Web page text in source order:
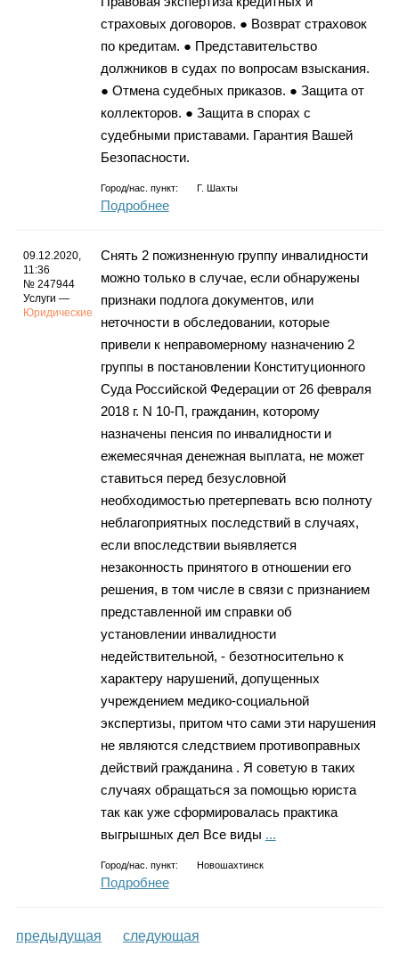
страховых договоров. ● Возврат страховок
по кредитам. ● Представительство
должников в судах по вопросам взыскания.
● Отмена судебных приказов. ● Защита от
коллекторов. ● Защита в спорах с
судебными приставами. Гарантия Вашей
Безопасности.
Город/нас. пункт: Г. Шахты
Подробнее
09.12.2020,
11:36
№ 247944
Услуги —
Юридические
Снять 2 пожизненную группу инвалидности
можно только в случае, если обнаружены
признаки подлога документов, или
неточности в обследовании, которые
привели к неправомерному назначению 2
группы в постановлении Конституционного
Суда Российской Федерации от 26 февраля
2018 г. N 10-П, гражданин, которому
назначены пенсия по инвалидности и
ежемесячная денежная выплата, не может
ставиться перед безусловной
необходимостью претерпевать всю полноту
неблагоприятных последствий в случаях,
если впоследствии выявляется
незаконность принятого в отношении его
решения, в том числе в связи с признанием
представленной им справки об
установлении инвалидности
недействительной, - безотносительно к
характеру нарушений, допущенных
учреждением медико-социальной
экспертизы, притом что сами эти нарушения
не являются следствием противоправных
действий гражданина . Я советую в таких
случаях обращаться за помощью юриста
так как уже сформировалась практика
выгрышных дел Все виды ...
Город/нас. пункт: Новошахтинск
Подробнее
предыдущая следующая